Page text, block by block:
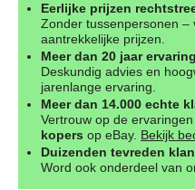
Eerlijke prijzen
Zonder tussenpersonen –
aantrekkelijke prijzen.
Meer dan 20 jaar ervaring
Deskundig advies en
jarenlange ervaring.
Meer dan 14.000 echte
Vertrouw op de
kopers op eBay. Bekijk
Duizenden tevreden
Word ook onderdeel van